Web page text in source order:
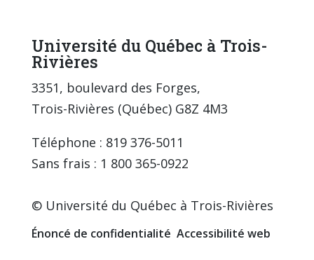
Université du Québec à Trois-
Rivières
3351, boulevard des Forges,
Trois-Rivières (Québec) G8Z 4M3
Téléphone : 819 376-5011
Sans frais : 1 800 365-0922
© Université du Québec à Trois-Rivières
Énoncé de confidentialité Accessibilité web